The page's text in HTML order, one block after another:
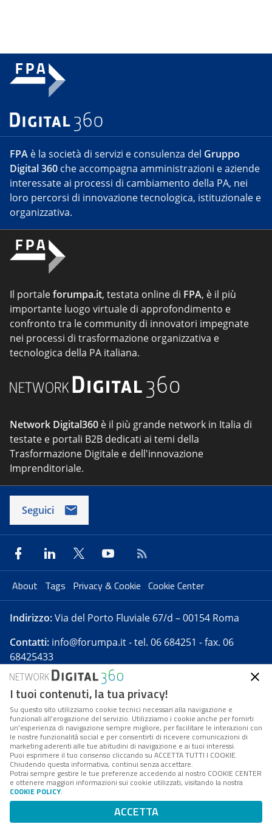
FPA è la società di servizi e consulenza del Gruppo
Digital 360 che accompagna amministrazioni e aziende
interessate ai processi di cambiamento della PA, nei
loro percorsi di innovazione tecnologica, istituzionale e
organizzativa.
Il portaleforumpa.it, testata online di FPA, è il più
importante luogo virtuale di approfondimento e
confronto tra le community di innovatori impegnate
nei processi di trasformazione organizzativa e
tecnologica della PA italiana.
Network Digital360 è il più grande network in Italia di
testate e portali B2B dedicati ai temi della
Trasformazione Digitale e dell'innovazione
Imprenditoriale.
Seguici
About Tags Privacy & Cookie Cookie Center
Indirizzo:Via del Porto Fluviale 67/d – 00154 Roma
Contatti: info@forumpa.it- tel. 06 684251 - fax. 06
68425433
Forumpa.itè una pubblicazione telematica iscritta
presso Registro della stampa del Tribunale di Roma -
Reg. n. 182 del 2 maggio 2008 - Direttore resp. Michela
Stentella
FPA s.r.l. è società soggetta a Direzione e
Coordinamento da parte di Digital360 S.p.A. - FPA s.r.l.
è un'azienda certificata per il sistema di management
Codice Fiscale/Partita IVA n. 10693191008 - R.E.A. Roma
n. 1249791. ISP AWS
I tuoi contenuti, la tua privacy!
Su questo sito utilizziamo cookie tecnici necessari alla navigazione e
funzionali all’erogazione del servizio. Utilizziamo i cookie anche per fornirti
un’esperienza di navigazione sempre migliore, per facilitare le interazioni con
le nostre funzionalità social e per consentirti di ricevere comunicazioni di
marketing aderenti alle tue abitudini di navigazione e ai tuoi interessi.
Puoi esprimere il tuo consenso cliccando su ACCETTA TUTTI I COOKIE.
Chiudendo questa informativa, continui senza accettare.
Potrai sempre gestire le tue preferenze accedendo al nostro COOKIE CENTER
e ottenere maggiori informazioni sui cookie utilizzati, visitando la nostra
COOKIE POLICY.
ACCETTA